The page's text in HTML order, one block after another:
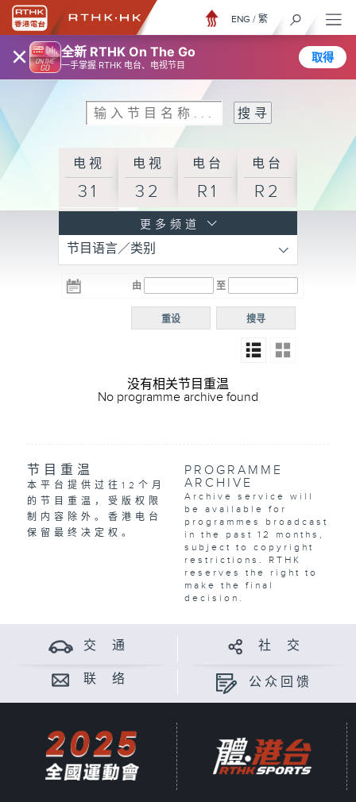
× 全新 RTHK On The Go
一手掌握 RTHK 电台、电视节目
取得
ENG / 繁
电视
31
电视
32
电台
R1
电台
R2
R3
电台 电台
R5
电台
普通
更多频道
节目语言／类别
由 至
搜寻
重设
没有相关节目重温
No programme archive found
节目重温
本平台提供过往12个月
的节目重温，受版权限
制内容除外。香港电台
保留最终决定权。
PROGRAMME
ARCHIVE
Archive service will
be available for
programmes broadcast
in the past 12 months,
subject to copyright
restrictions. RTHK
reserves the right to
make the final
decision.
交 通 社 交
联 络 公众回馈